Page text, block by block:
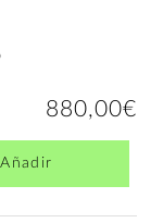
880,00€
Añadir